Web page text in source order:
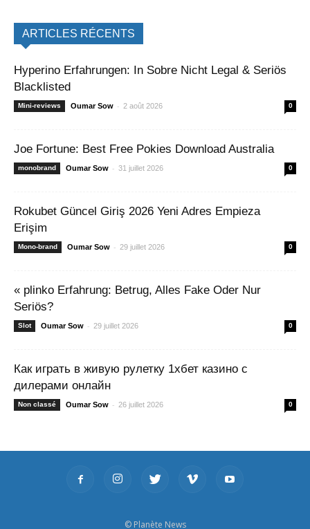
ARTICLES RÉCENTS
Hyperino Erfahrungen: In Sobre Nicht Legal & Seriös
Blacklisted
Mini-reviews Oumar Sow - 2 août 2026 0
Joe Fortune: Best Free Pokies Download Australia
monobrand Oumar Sow - 31 juillet 2026 0
Rokubet Güncel Giriş 2026 Yeni Adres Empieza
Erişim
Mono-brand Oumar Sow - 29 juillet 2026 0
« plinko Erfahrung: Betrug, Alles Fake Oder Nur
Seriös?
Slot Oumar Sow - 29 juillet 2026 0
Как играть в живую рулетку 1хбет казино с
дилерами онлайн
Non classé Oumar Sow - 26 juillet 2026 0
© Planète News